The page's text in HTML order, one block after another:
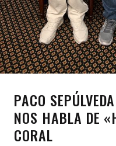
PACO
NOS HABLA DE
CORAL